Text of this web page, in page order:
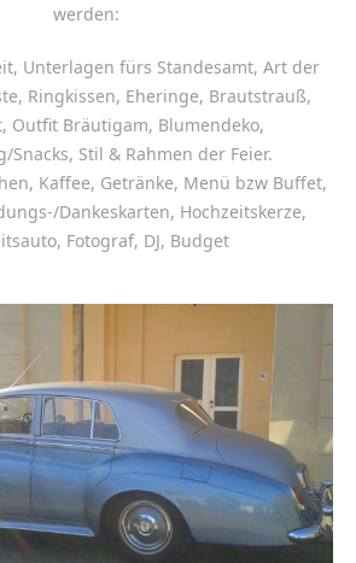
werden:
Unterlagen fürs Standesamt, Art der
Ringkissen, Eheringe, Brautstrauß,
Outfit Bräutigam, Blumendeko,
Snacks, Stil & Rahmen der Feier.
Kaffee, Getränke, Menü bzw Buffet,
Dankeskarten, Hochzeitskerze,
Fotograf, DJ, Budget